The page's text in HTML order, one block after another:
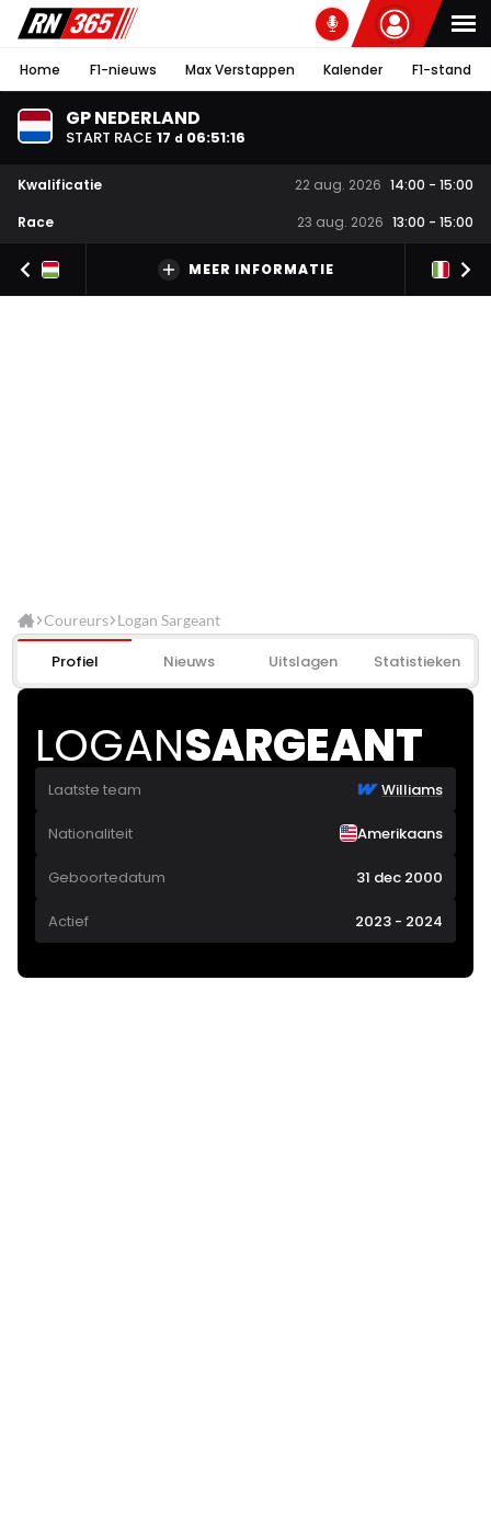
Home F1-nieuws Max Verstappen Kalender F1-stand
GP NEDERLAND
START RACE 17 d 06:51:15
Kwalificatie 22 aug. 2026 14:00 - 15:00
Race
23 aug. 2026 13:00 - 15:00
MEER INFORMATIE
Coureurs Logan Sargeant
Profiel Nieuws Uitslagen Statistieken
LOGANSARGEANT
Laatste team Williams
Nationaliteit Amerikaans
Geboortedatum 31 dec 2000
Actief 2023 - 2024